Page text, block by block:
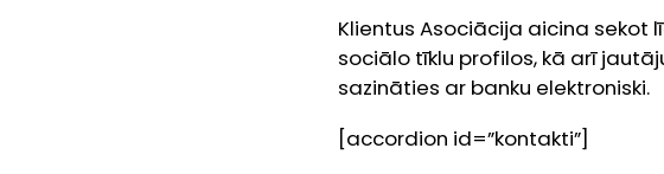
Klientus Asociācija aicina
sociālo tīklu profilos, kā arī
sazināties ar banku elektroniski.
[accordion id=”kontakti”]